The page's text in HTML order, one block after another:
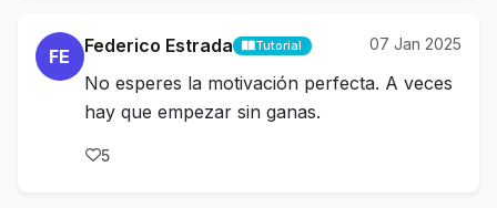
FE Federico Estrada Tutorial 07 Jan 2025
No esperes la motivación perfecta. A veces
hay que empezar sin ganas.
5